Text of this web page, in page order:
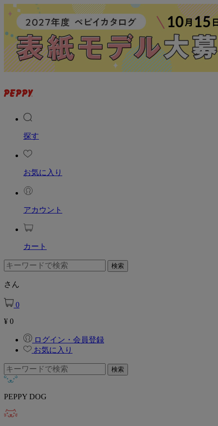
探す
お気に入り
アカウント
カート
さん
0
¥ 0
ログイン・会員登録
お気に入り
PEPPY DOG